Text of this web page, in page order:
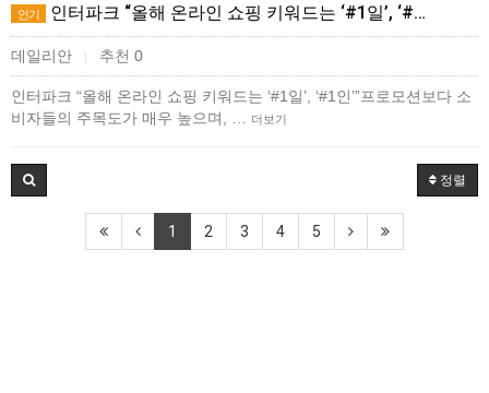
인기 인터파크 “올해 온라인 쇼핑 키워드는 ‘#1일’, ‘#…
데일리안 | 추천 0
인터파크 “올해 온라인 쇼핑 키워드는 ‘#1일’, ‘#1인’”프로모션보다 소
비자들의 주목도가 매우 높으며, …
더보기
정렬
1 2 3 4 5